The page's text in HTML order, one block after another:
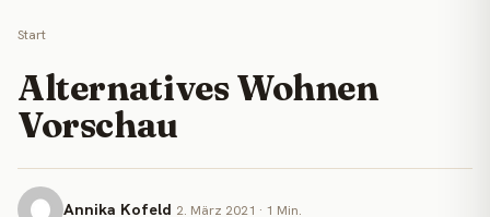
Start
Alternatives Wohnen
Vorschau
Annika Kofeld 2. März 2021 · 1 Min.